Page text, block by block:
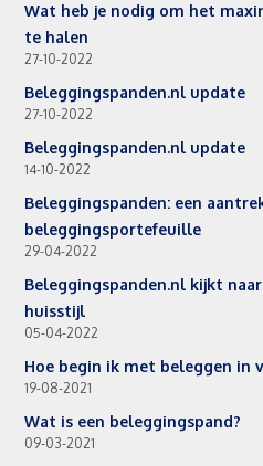
Wat heb je nodig om het
te halen
27-10-2022
Beleggingspanden.nl update
27-10-2022
Beleggingspanden.nl update
14-10-2022
Beleggingspanden: een
beleggingsportefeuille
29-04-2022
Beleggingspanden.nl kijkt
huisstijl
05-04-2022
Hoe begin ik met beleggen in
19-08-2021
Wat is een beleggingspand?
09-03-2021